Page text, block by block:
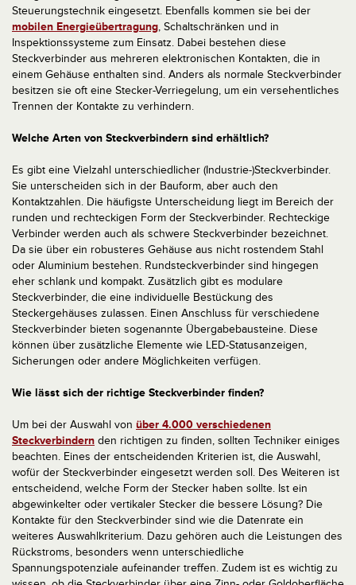
Steuerungstechnik eingesetzt. Ebenfalls kommen sie bei der
mobilen Energieübertragung, Schaltschränken und in
Inspektionssysteme zum Einsatz. Dabei bestehen diese
Steckverbinder aus mehreren elektronischen Kontakten, die in
einem Gehäuse enthalten sind. Anders als normale Steckverbinder
besitzen sie oft eine Stecker-Verriegelung, um ein versehentliches
Trennen der Kontakte zu verhindern.
Welche Arten von Steckverbindern sind erhältlich?
Es gibt eine Vielzahl unterschiedlicher (Industrie-)Steckverbinder.
Sie unterscheiden sich in der Bauform, aber auch den
Kontaktzahlen. Die häufigste Unterscheidung liegt im Bereich der
runden und rechteckigen Form der Steckverbinder. Rechteckige
Verbinder werden auch als schwere Steckverbinder bezeichnet.
Da sie über ein robusteres Gehäuse aus nicht rostendem Stahl
oder Aluminium bestehen. Rundsteckverbinder sind hingegen
eher schlank und kompakt. Zusätzlich gibt es modulare
Steckverbinder, die eine individuelle Bestückung des
Steckergehäuses zulassen. Einen Anschluss für verschiedene
Steckverbinder bieten sogenannte Übergabebausteine. Diese
können über zusätzliche Elemente wie LED-Statusanzeigen,
Sicherungen oder andere Möglichkeiten verfügen.
Wie lässt sich der richtige Steckverbinder finden?
Um bei der Auswahl von über 4.000 verschiedenen
Steckverbindern den richtigen zu finden, sollten Techniker einiges
beachten. Eines der entscheidenden Kriterien ist, die Auswahl,
wofür der Steckverbinder eingesetzt werden soll. Des Weiteren ist
entscheidend, welche Form der Stecker haben sollte. Ist ein
abgewinkelter oder vertikaler Stecker die bessere Lösung? Die
Kontakte für den Steckverbinder sind wie die Datenrate ein
weiteres Auswahlkriterium. Dazu gehören auch die Leistungen des
Rückstroms, besonders wenn unterschiedliche
Spannungspotenziale aufeinander treffen. Zudem ist es wichtig zu